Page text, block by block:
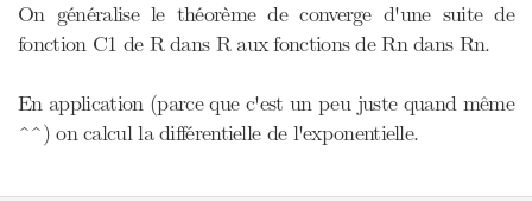
On généralise le théorème de converge d'une suite de
fonction C1 de R dans R aux fonctions de Rn dans Rn.
En application (parce que c'est un peu juste quand même
^^) on calcul la différentielle de l'exponentielle.